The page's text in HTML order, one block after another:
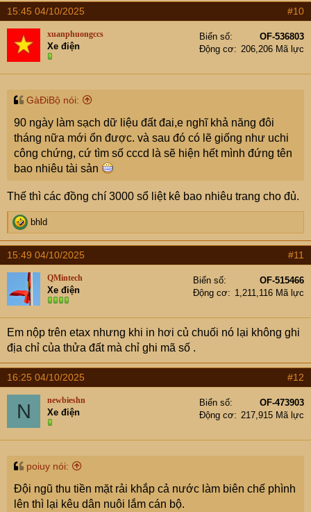
15:45 04/10/2025 #10
xuanphuongccs
Xe điện
Biển số
OF-536803
Động cơ
206,206 Mã lực
GàĐiBộ nói:
90 ngày làm sạch dữ liệu đất đai,e nghĩ khả năng đôi
tháng nữa mới ổn được. và sau đó có lẽ giống như uchi
công chứng, cứ tìm số cccd là sẽ hiện hết mình đứng tên
bao nhiêu tài sản
Thế thì các đồng chí 3000 sổ liệt kê bao nhiêu trang cho đủ.
R
e
a
c
t
i
o
n
s
:
bhld
15:49 04/10/2025 #11
QMintech
Xe điện
Biển số
OF-515466
Động cơ
1,211,116 Mã lực
Em nộp trên etax nhưng khi in hơi củ chuối nó lại không ghi
địa chỉ của thửa đất mà chỉ ghi mã số .
16:25 04/10/2025 #12
N newbieshn
Xe điện
Biển số
OF-473903
Động cơ
217,915 Mã lực
poiuy nói:
Đội ngũ thu tiền mặt rải khắp cả nước làm biên chế phình
lên thì lại kêu dân nuôi lắm cán bộ.